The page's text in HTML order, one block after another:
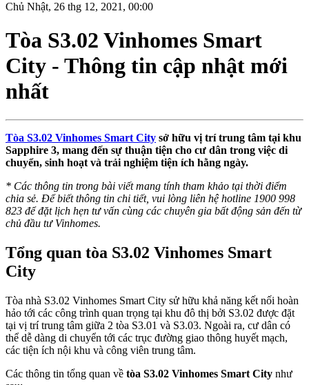
Chủ Nhật, 26 thg 12, 2021, 00:00
Tòa S3.02 Vinhomes Smart
City - Thông tin cập nhật mới
nhất
Tòa S3.02 Vinhomes Smart City sở hữu vị trí trung tâm tại khu
Sapphire 3, mang đến sự thuận tiện cho cư dân trong việc di
chuyển, sinh hoạt và trải nghiệm tiện ích hằng ngày.
* Các thông tin trong bài viết mang tính tham khảo tại thời điểm
chia sẻ. Để biết thông tin chi tiết, vui lòng liên hệ hotline 1900 998
823 để đặt lịch hẹn tư vấn cùng các chuyên gia bất động sản đến từ
chủ đầu tư Vinhomes.
Tổng quan tòa S3.02 Vinhomes Smart
City
Tòa nhà S3.02 Vinhomes Smart City sử hữu khả năng kết nối hoàn
hảo tới các công trình quan trọng tại khu đô thị bởi S3.02 được đặt
tại vị trí trung tâm giữa 2 tòa S3.01 và S3.03. Ngoài ra, cư dân có
thể dễ dàng di chuyển tới các trục đường giao thông huyết mạch,
các tiện ích nội khu và công viên trung tâm.
Các thông tin tổng quan về tòa S3.02 Vinhomes Smart City như